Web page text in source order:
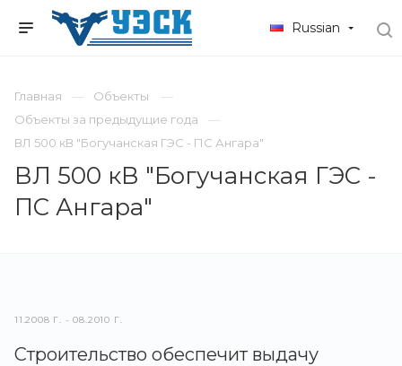
Russian
Главная
Объекты
Объекты за предыдущие года
ВЛ 500 кВ "Богучанская ГЭС - ПС Ангара"
ВЛ 500 кВ "Богучанская ГЭС -
ПС Ангара"
11.2008 Г. - 08.2010 Г.
Строительство обеспечит выдачу